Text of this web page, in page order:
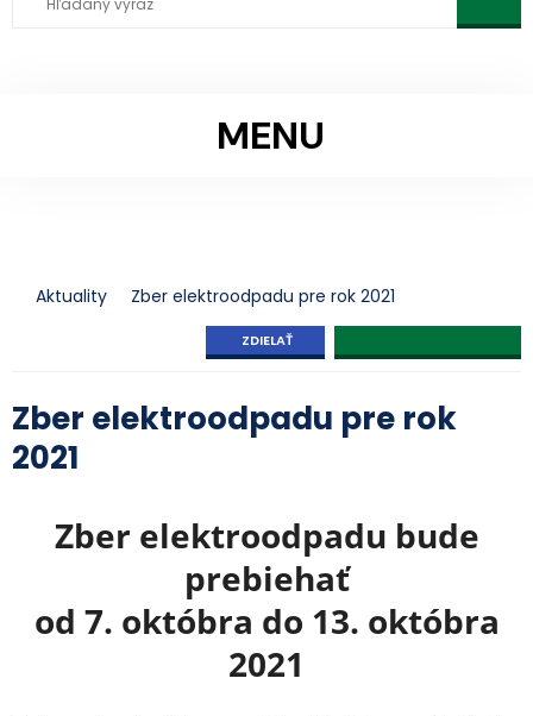
MENU
Aktuality Zber elektroodpadu pre rok 2021
ZDIELAŤ
Zber elektroodpadu pre rok
2021
Zber elektroodpadu bude
prebiehať
od 7. októbra do 13. októbra
2021